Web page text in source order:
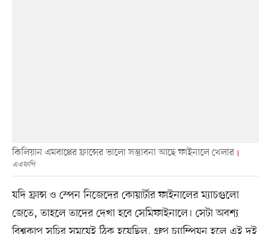
কিলিয়ান এমবাপ্পের ফ্রান্সের ভালো সম্ভাবনা আছে ফাইনালে খেলার
এএফপি
যদি ফ্রান্স ও স্পেন নিজেদের কোয়ার্টার ফাইনালের ম্যাচগুলো
জেতে, তাহলে তাদের দেখা হবে সেমিফাইনালে। সেটা অবশ্য